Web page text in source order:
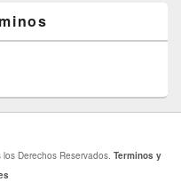
los Derechos Reservados. Terminos y